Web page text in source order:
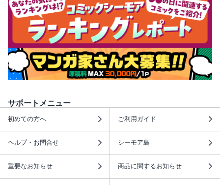
サポートメニュー
初めての方へ ご利用ガイド
ヘルプ・お問合せ シーモア島
重要なお知らせ 商品に関するお知らせ